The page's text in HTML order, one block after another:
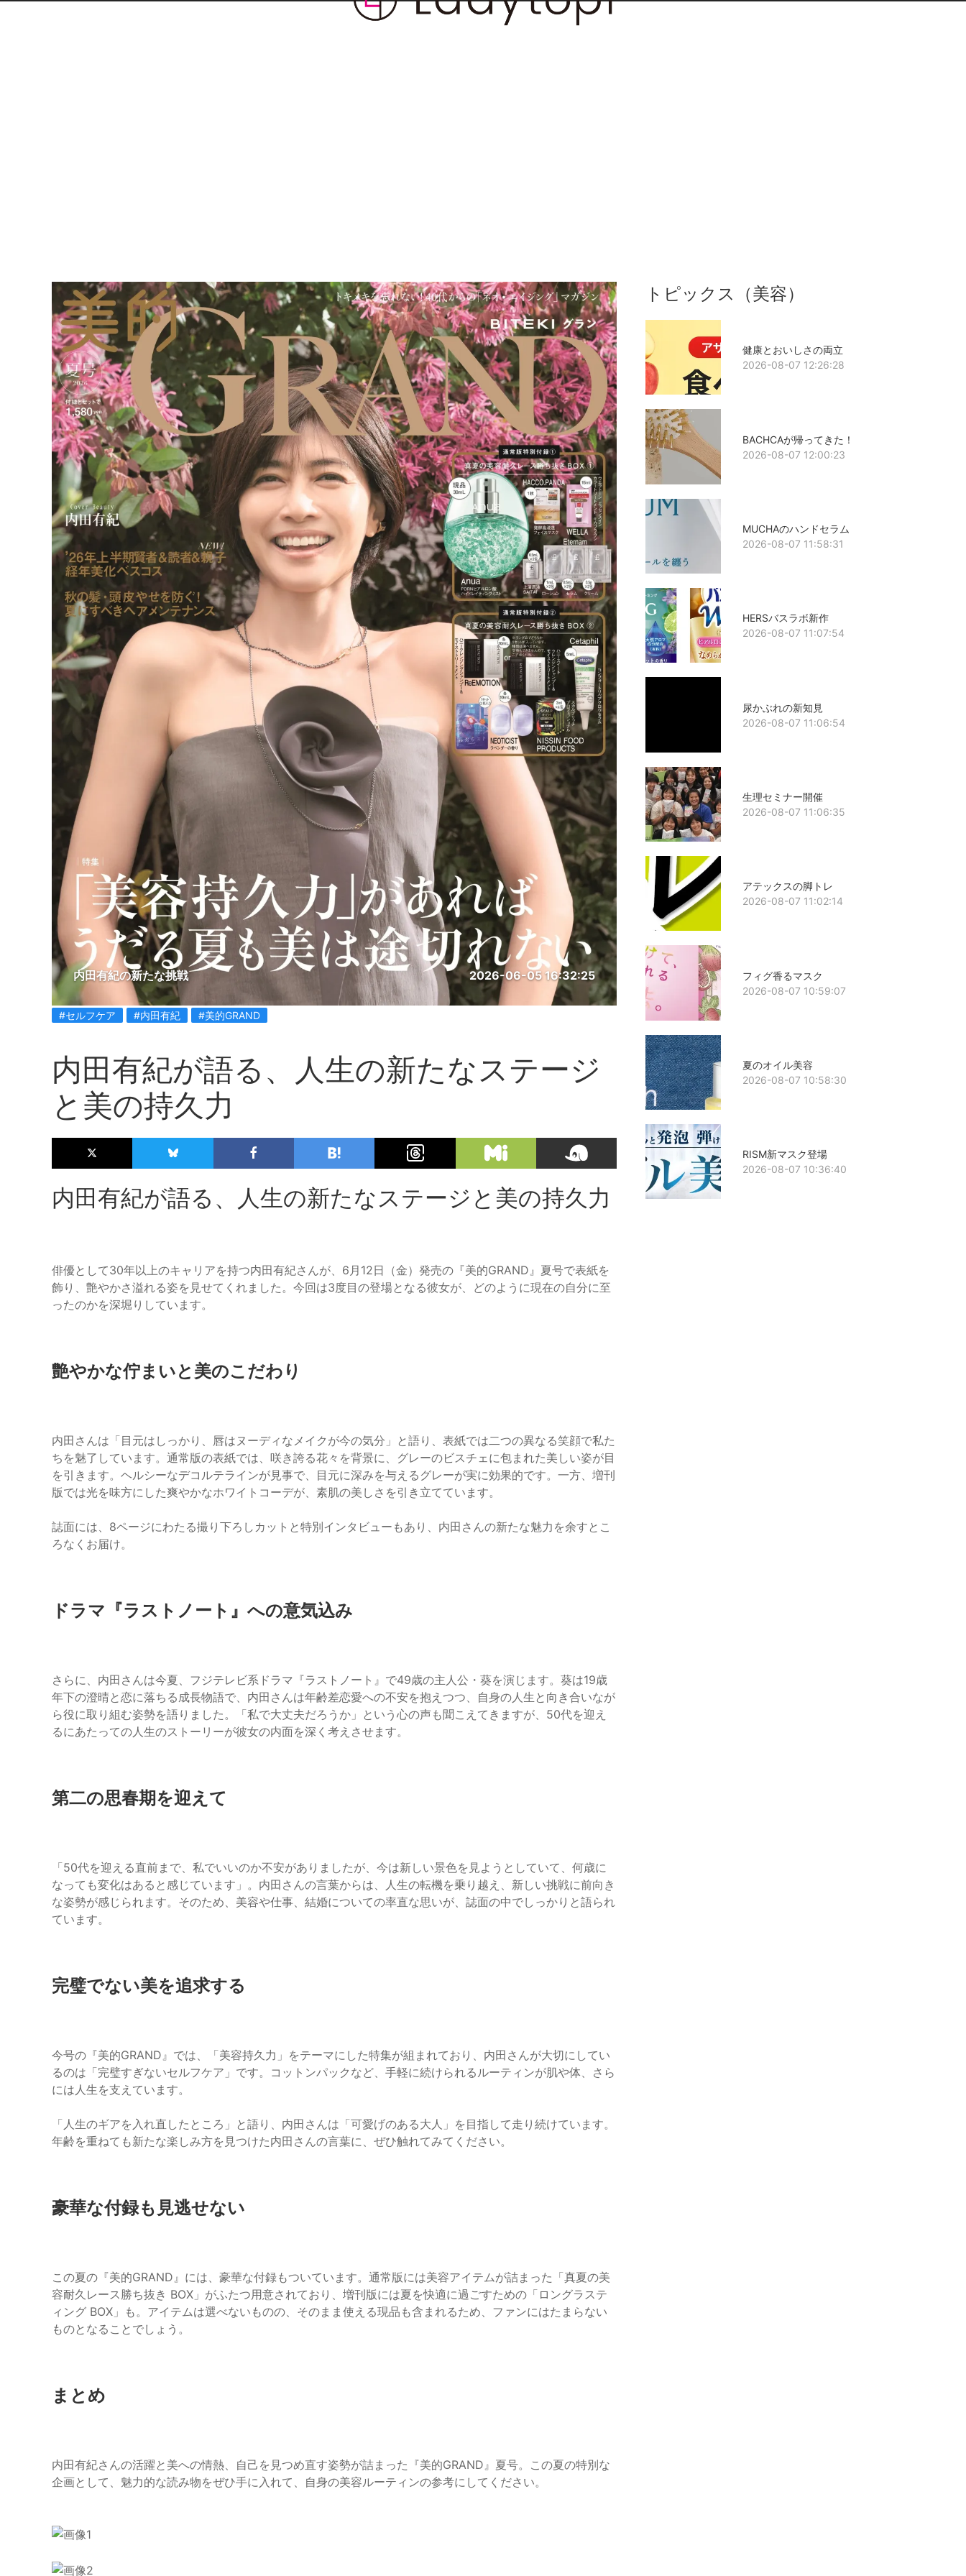
内田有紀の新たな挑戦 2026-06-05 16:32:25
#セルフケア #内田有紀 #美的GRAND
内田有紀が語る、人生の新たなステージ
と美の持久力
内田有紀が語る、人生の新たなステージと美の持久力
俳優として30年以上のキャリアを持つ内田有紀さんが、6月12日（金）発売の『美的GRAND』夏号で表紙を
飾り、艶やかさ溢れる姿を見せてくれました。今回は3度目の登場となる彼女が、どのように現在の自分に至
ったのかを深堀りしています。
艶やかな佇まいと美のこだわり
内田さんは「目元はしっかり、唇はヌーディなメイクが今の気分」と語り、表紙では二つの異なる笑顔で私た
ちを魅了しています。通常版の表紙では、咲き誇る花々を背景に、グレーのビスチェに包まれた美しい姿が目
を引きます。ヘルシーなデコルテラインが見事で、目元に深みを与えるグレーが実に効果的です。一方、増刊
版では光を味方にした爽やかなホワイトコーデが、素肌の美しさを引き立てています。
誌面には、8ページにわたる撮り下ろしカットと特別インタビューもあり、内田さんの新たな魅力を余すとこ
ろなくお届け。
ドラマ『ラストノート』への意気込み
さらに、内田さんは今夏、フジテレビ系ドラマ『ラストノート』で49歳の主人公・葵を演じます。葵は19歳
年下の澄晴と恋に落ちる成長物語で、内田さんは年齢差恋愛への不安を抱えつつ、自身の人生と向き合いなが
ら役に取り組む姿勢を語りました。「私で大丈夫だろうか」という心の声も聞こえてきますが、50代を迎え
るにあたっての人生のストーリーが彼女の内面を深く考えさせます。
第二の思春期を迎えて
「50代を迎える直前まで、私でいいのか不安がありましたが、今は新しい景色を見ようとしていて、何歳に
なっても変化はあると感じています」。内田さんの言葉からは、人生の転機を乗り越え、新しい挑戦に前向き
な姿勢が感じられます。そのため、美容や仕事、結婚についての率直な思いが、誌面の中でしっかりと語られ
ています。
完璧でない美を追求する
今号の『美的GRAND』では、「美容持久力」をテーマにした特集が組まれており、内田さんが大切にしてい
るのは「完璧すぎないセルフケア」です。コットンパックなど、手軽に続けられるルーティンが肌や体、さら
には人生を支えています。
「人生のギアを入れ直したところ」と語り、内田さんは「可愛げのある大人」を目指して走り続けています。
年齢を重ねても新たな楽しみ方を見つけた内田さんの言葉に、ぜひ触れてみてください。
豪華な付録も見逃せない
この夏の『美的GRAND』には、豪華な付録もついています。通常版には美容アイテムが詰まった「真夏の美
容耐久レース勝ち抜き BOX」がふたつ用意されており、増刊版には夏を快適に過ごすための「ロングラステ
ィング BOX」も。アイテムは選べないものの、そのまま使える現品も含まれるため、ファンにはたまらない
ものとなることでしょう。
まとめ
内田有紀さんの活躍と美への情熱、自己を見つめ直す姿勢が詰まった『美的GRAND』夏号。この夏の特別な
企画として、魅力的な読み物をぜひ手に入れて、自身の美容ルーティンの参考にしてください。
トピックス（美容）
健康とおいしさの両立
2026-08-07 12:26:28
BACHCAが帰ってきた！
2026-08-07 12:00:23
MUCHAのハンドセラム
2026-08-07 11:58:31
HERSバスラボ新作
2026-08-07 11:07:54
尿かぶれの新知見
2026-08-07 11:06:54
生理セミナー開催
2026-08-07 11:06:35
アテックスの脚トレ
2026-08-07 11:02:14
フィグ香るマスク
2026-08-07 10:59:07
夏のオイル美容
2026-08-07 10:58:30
RISM新マスク登場
2026-08-07 10:36:40